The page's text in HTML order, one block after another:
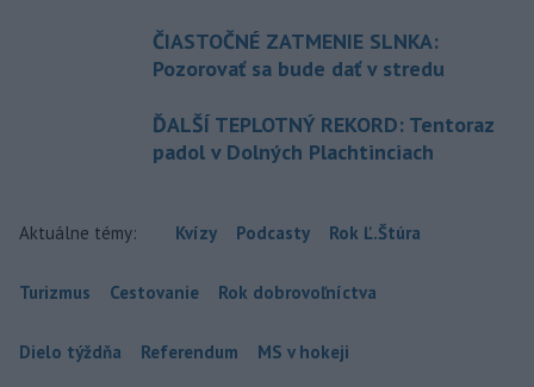
ČIASTOČNÉ ZATMENIE SLNKA:
Pozorovať sa bude dať v stredu
ĎALŠÍ TEPLOTNÝ REKORD: Tentoraz
padol v Dolných Plachtinciach
Aktuálne témy: Kvízy Podcasty Rok Ľ.Štúra
Turizmus Cestovanie Rok dobrovoľníctva
Dielo týždňa Referendum MS v hokeji